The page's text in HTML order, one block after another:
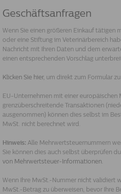
Geschäftsanfragen
Wenn Sie einen größeren Einkauf tätigen
oder eine Stiftung im Veterinärbereich
Nachricht mit Ihren Daten und dem
einen entsprechenden Vorschlag
Klicken Sie hier, um direkt zum Formular
EU-Unternehmen mit einer europäischen
grenzüberschreitende Transaktionen
ausgenommen) können dies selbst im
MwSt. nicht berechnet wird.
Hinweis: Alle Mehrwertsteuernummern
Sie können dies auch selbst überprüfen
von Mehrwertsteuer-Informationen.
Wenn Ihre MwSt.-Nummer nicht validiert
MwSt.-Betrag zu überweisen, bevor Ihre